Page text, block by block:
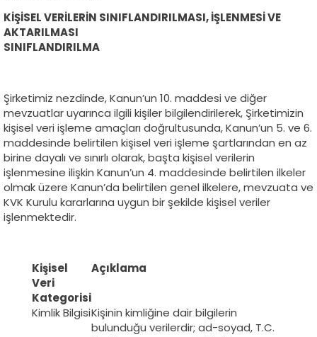
KİŞİSEL VERİLERİN SINIFLANDIRILMASI, İŞLENMESİ VE
AKTARILMASI
SINIFLANDIRILMA
Şirketimiz nezdinde, Kanun’un 10. maddesi ve diğer
mevzuatlar uyarınca ilgili kişiler bilgilendirilerek, Şirketimizin
kişisel veri işleme amaçları doğrultusunda, Kanun’un 5. ve 6.
maddesinde belirtilen kişisel veri işleme şartlarından en az
birine dayalı ve sınırlı olarak, başta kişisel verilerin
işlenmesine ilişkin Kanun’un 4. maddesinde belirtilen ilkeler
olmak üzere Kanun’da belirtilen genel ilkelere, mevzuata ve
KVK Kurulu kararlarına uygun bir şekilde kişisel veriler
işlenmektedir.
Kişisel
Veri
Kategorisi
Açıklama
Kimlik BilgisiKişinin kimliğine dair bilgilerin
bulunduğu verilerdir; ad-soyad, T.C.